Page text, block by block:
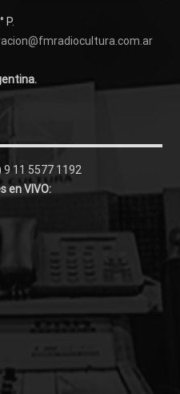
P.
9 11 5577 1192
en VIVO: